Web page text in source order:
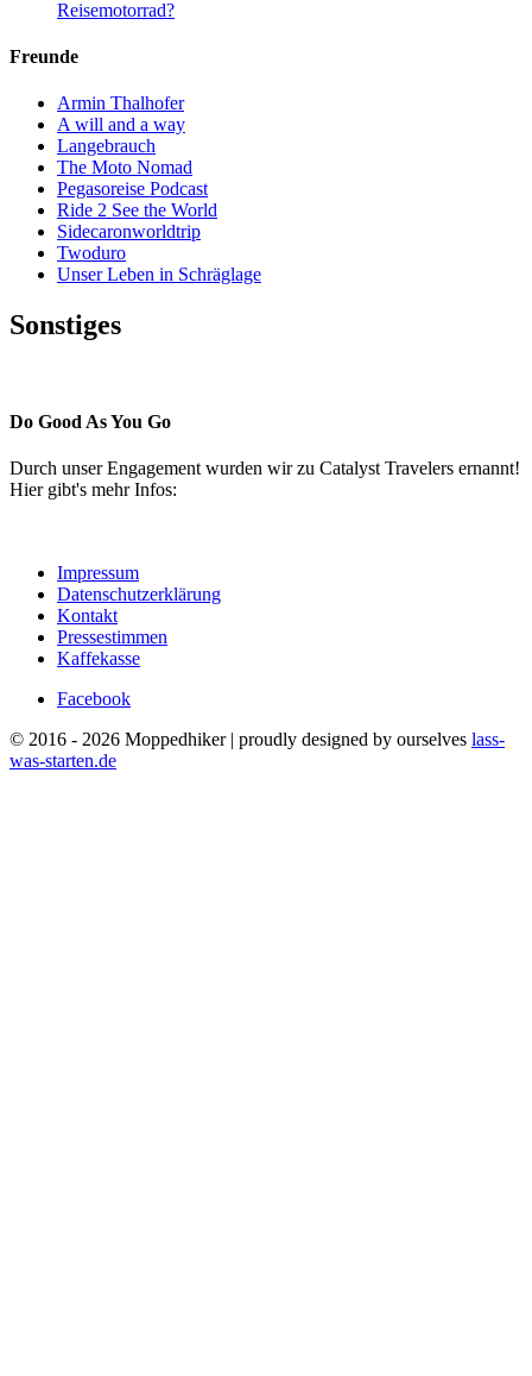
Reisemotorrad?
Freunde
Armin Thalhofer
A will and a way
Langebrauch
The Moto Nomad
Pegasoreise Podcast
Ride 2 See the World
Sidecaronworldtrip
Twoduro
Unser Leben in Schräglage
Sonstiges
Do Good As You Go
Durch unser Engagement wurden wir zu Catalyst Travelers ernannt!
Hier gibt's mehr Infos:
Impressum
Datenschutzerklärung
Kontakt
Pressestimmen
Kaffekasse
Facebook
© 2016 - 2026 Moppedhiker | proudly designed by ourselves lass-
was-starten.de